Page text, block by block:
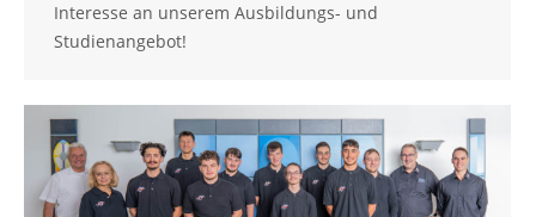
Interesse an unserem Ausbildungs- und
Studienangebot!